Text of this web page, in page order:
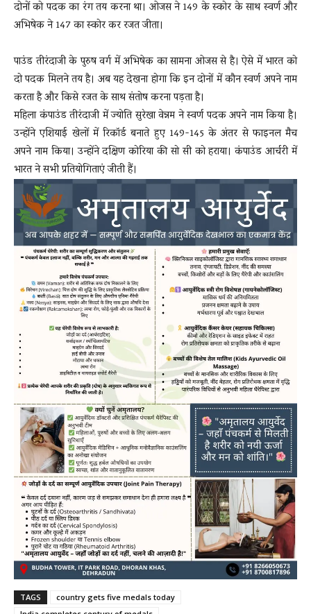
दोनों को पदक का रंग तय करना था। ओजस ने 149 के स्कोर के साथ स्वर्ण और
अभिषेक ने 147 का स्कोर कर रजत जीता।
पाउंड तीरंदाजी के पुरुष वर्ग में अभिषेक का सामना ओजस से है। ऐसे में भारत को
दो पदक मिलने तय है। अब यह देखना होगा कि इन दोनों में कौन स्वर्ण अपने नाम
करता है और किसे रजत के साथ संतोष करना पड़ता है।
महिला कंपाउंड तीरंदाजी में ज्योति सुरेखा वेन्नम ने स्वर्ण पदक अपने नाम किया है।
उन्होंने एशियाई खेलों में रिकॉर्ड बनाते हुए 149-145 के अंतर से फाइनल मैच
अपने नाम किया। उन्होंने दक्षिण कोरिया की सो सी को हराया। कंपाउंड आर्चरी में
भारत ने सभी प्रतियोगिताएं जीती हैं।
TAGS
country gets five medals today